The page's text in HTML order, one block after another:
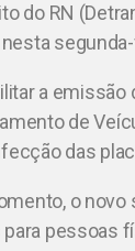
do RN
a emissão
de
das
o novo
pessoas